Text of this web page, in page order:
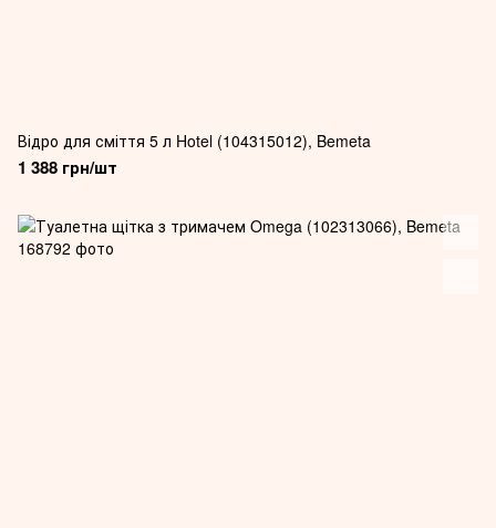
Відро для сміття 5 л Hotel (104315012), Bemeta
1 388 грн/шт